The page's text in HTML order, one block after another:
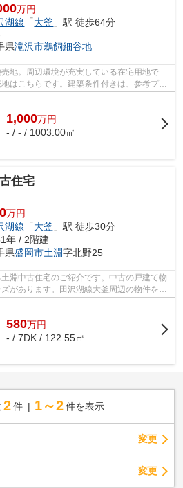
万円
湖線 「大釜 」駅 徒歩64分
県滝沢市鵜飼細谷地
地。周辺環境が充実している在宅用地で
はこちらです。建築条件付きは、参考プラ
1,000万円
- / - / 1003.00㎡
住宅
万円
湖線 「大釜 」駅 徒歩30分
年 / 2階建
県盛岡市土淵字北野25
淵中古住宅のご紹介です。中古の戸建て物
があります。田沢湖線大釜周辺の物件をお
580万円
- / 7DK / 122.55㎡
2 件 1～2 件を表示
変更
変更